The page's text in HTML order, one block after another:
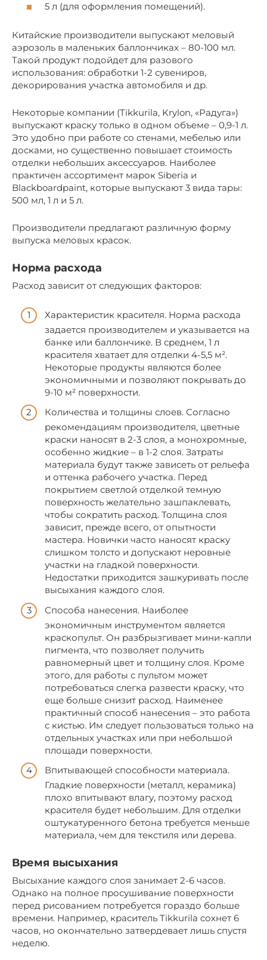
5 л (для оформления помещений).
Китайские производители выпускают меловый
аэрозоль в маленьких баллончиках – 80-100 мл.
Такой продукт подойдет для разового
использования: обработки 1-2 сувениров,
декорирования участка автомобиля и др.
Некоторые компании (Tikkurila, Krylon, «Радуга»)
выпускают краску только в одном объеме – 0,9-1 л.
Это удобно при работе со стенами, мебелью или
досками, но существенно повышает стоимость
отделки небольших аксессуаров. Наиболее
практичен ассортимент марок Siberia и
Blackboardpaint, которые выпускают 3 вида тары:
500 мл, 1 л и 5 л.
Производители предлагают различную форму
выпуска меловых красок.
Норма расхода
Расход зависит от следующих факторов:
Характеристик красителя. Норма расхода
задается производителем и указывается на
банке или баллончике. В среднем, 1 л
красителя хватает для отделки 4-5,5 м².
Некоторые продукты являются более
экономичными и позволяют покрывать до
9-10 м² поверхности.
Количества и толщины слоев. Согласно
рекомендациям производителя, цветные
краски наносят в 2-3 слоя, а монохромные,
особенно жидкие – в 1-2 слоя. Затраты
материала будут также зависеть от рельефа
и оттенка рабочего участка. Перед
покрытием светлой отделкой темную
поверхность желательно зашпаклевать,
чтобы сократить расход. Толщина слоя
зависит, прежде всего, от опытности
мастера. Новички часто наносят краску
слишком толсто и допускают неровные
участки на гладкой поверхности.
Недостатки приходится зашкуривать после
высыхания каждого слоя.
Способа нанесения. Наиболее
экономичным инструментом является
краскопульт. Он разбрызгивает мини-капли
пигмента, что позволяет получить
равномерный цвет и толщину слоя. Кроме
этого, для работы с пультом может
потребоваться слегка развести краску, что
еще больше снизит расход. Наименее
практичный способ нанесения – это работа
с кистью. Им следует пользоваться только на
отдельных участках или при небольшой
площади поверхности.
Впитывающей способности материала.
Гладкие поверхности (металл, керамика)
плохо впитывают влагу, поэтому расход
красителя будет небольшим. Для отделки
оштукатуренного бетона требуется меньше
материала, чем для текстиля или дерева.
Время высыхания
Высыхание каждого слоя занимает 2-6 часов.
Однако на полное просушивание поверхности
перед рисованием потребуется гораздо больше
времени. Например, краситель Tikkurila сохнет 6
часов, но окончательно затвердевает лишь спустя
неделю.